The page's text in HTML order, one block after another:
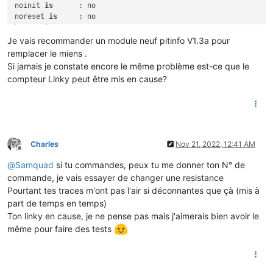
noinit is
      : no
noreset is
     : no
hangup
is
nolock is
      : no
send_cmd
    : sz
receive_cmd
is : rz
imap is
        :
omap is
        :
exit
Terminal ready
�JJJk'T5eJJJRk'T5eJJj'T5E
KC+�J "##K:@RD02	044024884	E
EASD04
000000000
	#
EAIT
006767727
/
ERQ1
004302041
Je vais recommander un module neuf pitinfo V1.3a pour
remplacer le miens .
Si jamais je constate encore le même problème est-ce que le
compteur Linky peut être mis en cause?
Offline
Charles Nov 21, 2022, 12:41 AM
@Samquad si tu commandes, peux tu me donner ton N° de
commande, je vais essayer de changer une resistance
Pourtant tes traces m'ont pas l'air si déconnantes que çà (mis à
part de temps en temps)
Ton linky en cause, je ne pense pas mais j'aimerais bien avoir le
même pour faire des tests